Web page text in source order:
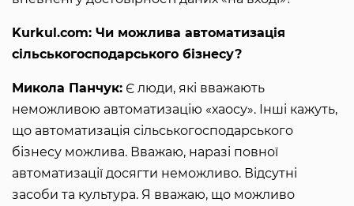
Kurkul.com: Чи можлива автоматизація
сільськогосподарського бізнесу?
Микола Панчук: Є люди, які вважають
неможливою автоматизацію «хаосу». Інші кажуть,
що автоматизація сільськогосподарського
бізнесу можлива. Вважаю, наразі повної
автоматизації досягти неможливо. Відсутні
засоби та культура. Я вважаю, що можливо